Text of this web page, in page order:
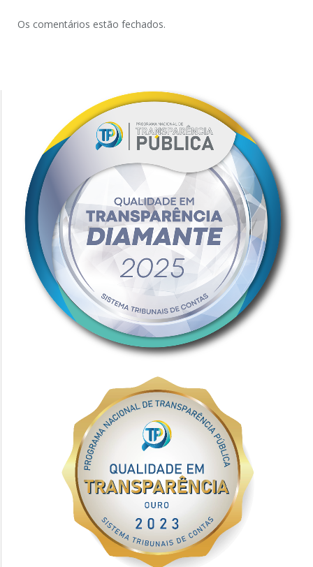
Os comentários estão fechados.